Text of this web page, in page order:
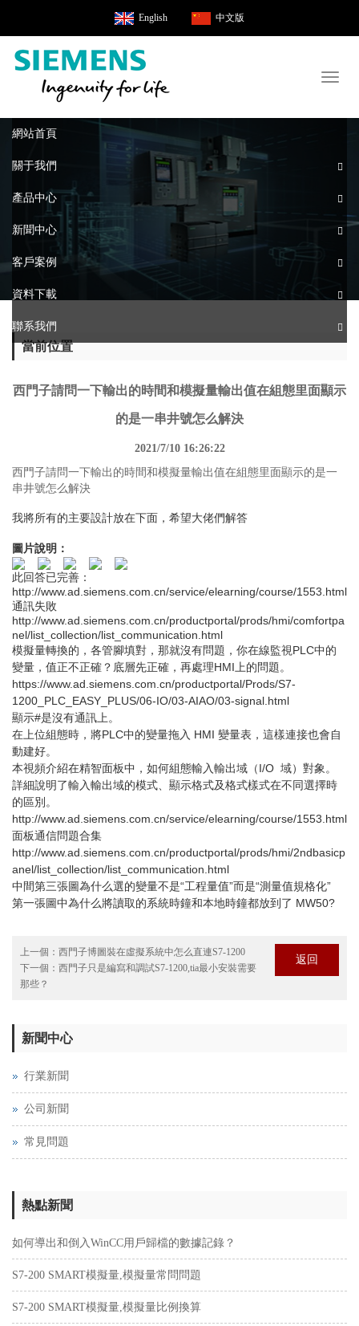
English 中文版
網站首頁
關于我們
產品中心
新聞中心
客戶案例
資料下載
聯系我們
當前位置
西門子請問一下輸出的時間和模擬量輸出值在組態里面顯示
的是一串井號怎么解決
2021/7/10 16:26:22
西門子請問一下輸出的時間和模擬量輸出值在組態里面顯示的是一
串井號怎么解決
我將所有的主要設計放在下面，希望大佬們解答
圖片說明：
此回答已完善：
http://www.ad.siemens.com.cn/service/elearning/course/1553.html
通訊失敗
http://www.ad.siemens.com.cn/productportal/prods/hmi/comfortpa
nel/list_collection/list_communication.html
模擬量轉換的，各管腳填對，那就沒有問題，你在線監視PLC中的
變量，值正不正確？底層先正確，再處理HMI上的問題。
https://www.ad.siemens.com.cn/productportal/Prods/S7-
1200_PLC_EASY_PLUS/06-IO/03-AIAO/03-signal.html
顯示#是沒有通訊上。
在上位組態時，將PLC中的變量拖入 HMI 變量表，這樣連接也會自
動建好。
本視頻介紹在精智面板中，如何組態輸入輸出域（I/O 域）對象。
詳細說明了輸入輸出域的模式、顯示格式及格式樣式在不同選擇時
的區別。
http://www.ad.siemens.com.cn/service/elearning/course/1553.html
面板通信問題合集
http://www.ad.siemens.com.cn/productportal/prods/hmi/2ndbasicp
anel/list_collection/list_communication.html
中間第三張圖為什么選的變量不是“工程量值”而是“測量值規格化”
第一張圖中為什么將讀取的系統時鐘和本地時鐘都放到了 MW50?
上一個： 西門子博圖裝在虛擬系統中怎么直連S7-1200
下一個： 西門子只是編寫和調試S7-1200,tia最小安裝需要
那些？
返回
新聞中心
行業新聞
公司新聞
常見問題
熱點新聞
如何導出和倒入WinCC用戶歸檔的數據記錄？
S7-200 SMART模擬量,模擬量常問問題
S7-200 SMART模擬量,模擬量比例換算